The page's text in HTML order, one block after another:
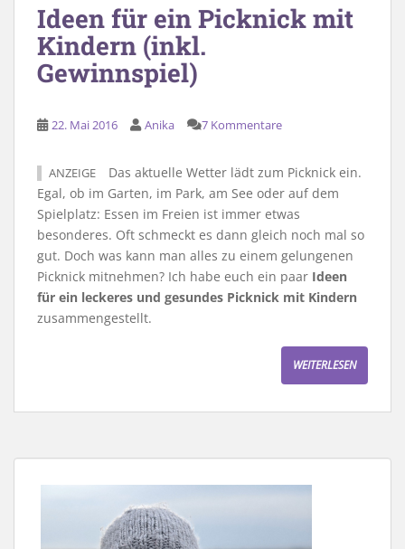
Ideen für ein Picknick mit
Kindern (inkl.
Gewinnspiel)
22. Mai 2016 Anika 7 Kommentare
ANZEIGE
Das aktuelle Wetter lädt zum Picknick ein.
Egal, ob im Garten, im Park, am See oder auf dem
Spielplatz: Essen im Freien ist immer etwas
besonderes. Oft schmeckt es dann gleich noch mal so
gut. Doch was kann man alles zu einem gelungenen
Picknick mitnehmen? Ich habe euch ein paar Ideen
für ein leckeres und gesundes Picknick mit Kindern
zusammengestellt.
WEITERLESEN